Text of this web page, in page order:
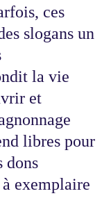
ces
slogans un
la vie
et
libres pour
dons
exemplaire